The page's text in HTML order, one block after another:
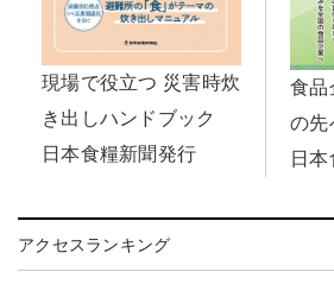
現場で役立つ 災害時炊
き出しハンドブック
日本食糧新聞発行
食品
の先
日
アクセスランキング